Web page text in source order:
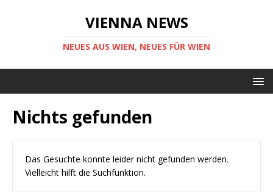
VIENNA NEWS
NEUES AUS WIEN, NEUES FÜR WIEN
Nichts gefunden
Das Gesuchte konnte leider nicht gefunden werden.
Vielleicht hilft die Suchfunktion.